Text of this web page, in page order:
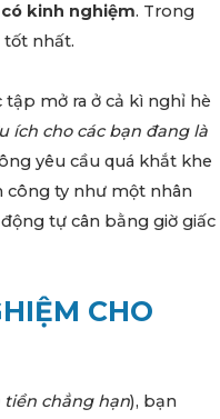
kinh nghiệm. Trong
tốt nhất.
mở ra ở cả kì nghỉ hè
ích cho các bạn đang là
yêu cầu quá khắt khe
công ty như một nhân
tự cân bằng giờ giấc
CHO
tiền chẳng hạn), bạn